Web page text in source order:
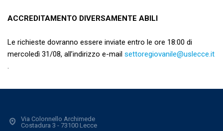
ACCREDITAMENTO DIVERSAMENTE ABILI
Le richieste dovranno essere inviate entro le ore 18:00 di
mercoledì 31/08, all’indirizzo e-mail settoregiovanile@uslecce.it
.
Via Colonnello Archimede
Costadura 3 - 73100 Lecce